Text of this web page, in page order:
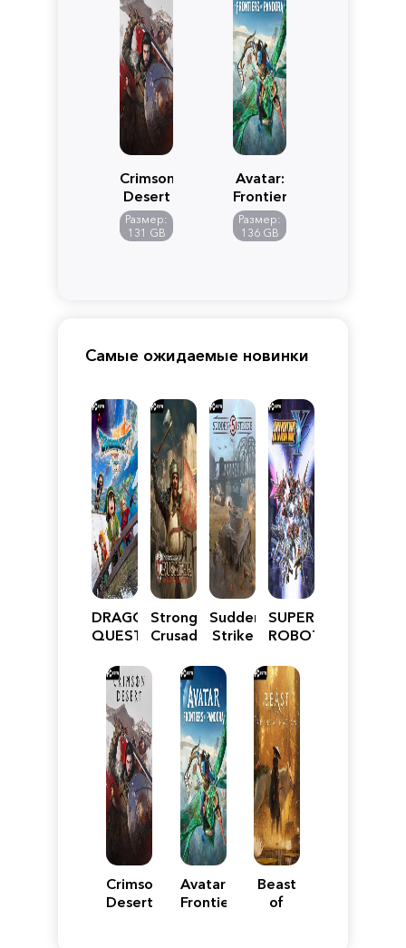
Crimson
Desert
Размер:
131 GB
Avatar:
Frontiers
of
Pandora
Размер:
136 GB
Самые ожидаемые новинки
DRAGON
QUEST
Reimagined
Stronghold
Crusader:
Edition
Sudden
Strike
SUPER
ROBOT
Y
Crimson
Desert
Avatar:
Frontiers
Beast
of